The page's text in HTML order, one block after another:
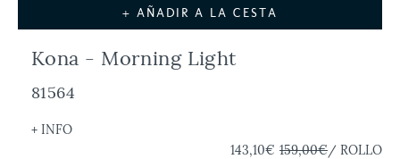
+ AÑADIR A LA CESTA
Kona - Morning Light
81564
+ INFO
143,10€ 159,00€/ ROLLO